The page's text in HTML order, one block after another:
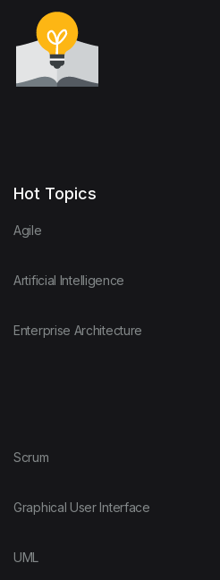
Hot Topics
Agile
Artificial Intelligence
Enterprise Architecture
Scrum
Graphical User Interface
UML